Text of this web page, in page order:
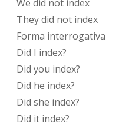
We did not index
Theydid not index
Forma interrogativa
Did I index?
Did you index?
Did he index?
Did she index?
Did it index?